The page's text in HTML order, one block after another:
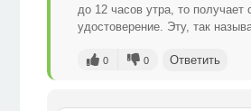
до 12 часов утра, то получает
удостоверение. Эту, так
0 0 Ответить